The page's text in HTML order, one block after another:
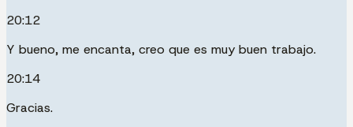
20:12
Y bueno, me encanta, creo que es muy buen trabajo.
20:14
Gracias.